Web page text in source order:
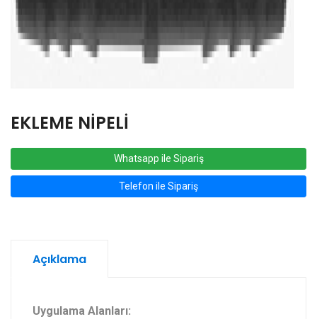
EKLEME NİPELİ
Whatsapp ile Sipariş
Telefon ile Sipariş
Açıklama
Uygulama Alanları: